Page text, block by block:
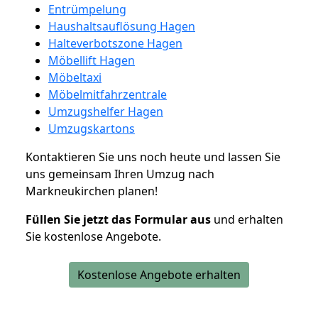
Entrümpelung
Haushaltsauflösung Hagen
Halteverbotszone Hagen
Möbellift Hagen
Möbeltaxi
Möbelmitfahrzentrale
Umzugshelfer Hagen
Umzugskartons
Kontaktieren Sie uns noch heute und lassen Sie
uns gemeinsam Ihren Umzug nach
Markneukirchen planen!
Füllen Sie jetzt das Formular aus und erhalten
Sie kostenlose Angebote.
Kostenlose Angebote erhalten